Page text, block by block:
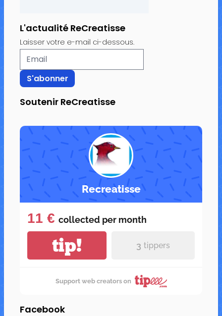
L'actualité ReCreatisse
Laisser votre e-mail ci-dessous.
Soutenir ReCreatisse
Recreatisse
11 € collected per month
tip! 3 tippers
Support web creators on
Facebook